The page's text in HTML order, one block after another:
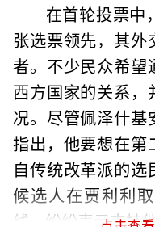
在首轮投票中
张选票领先，其
者。不少民众希望
西方国家的关系
况。尽管佩泽什
指出，他要想在第
自传统改革派的
候选人在贾利利
线，纷纷表示支持